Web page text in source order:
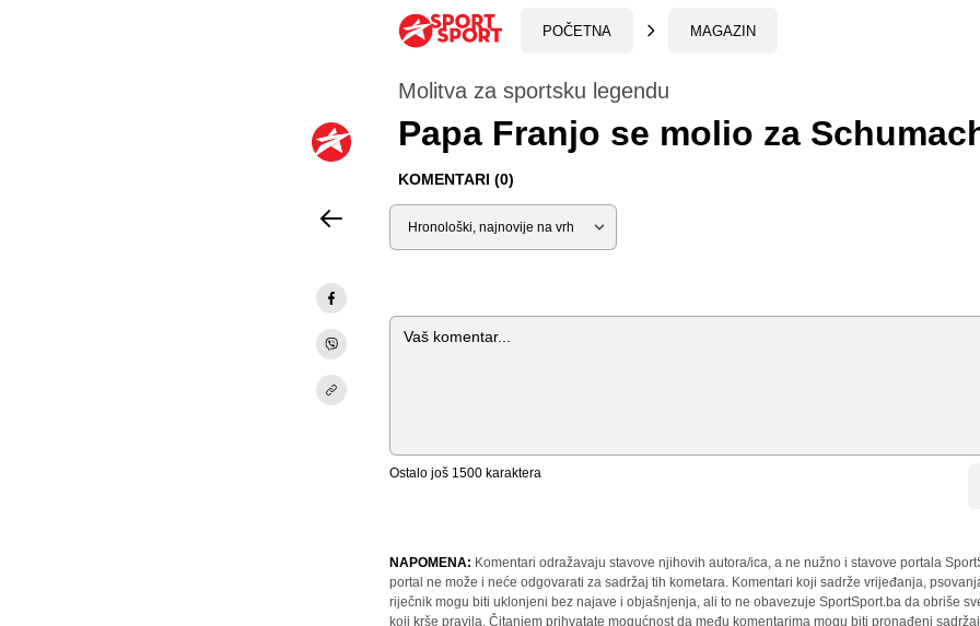
POČETNA MAGAZIN
Molitva za sportsku legendu
Papa Franjo se molio za
KOMENTARI (0)
Sortiraj
Komentar
Ostalo još 1500 karaktera
NAPOMENA: Komentari odražavaju stavove njihovih autora/ica, a ne nužno i stavove portala
portal ne može i neće odgovarati za sadržaj tih kometara. Komentari koji sadrže vrijeđanja,
riječnik mogu biti uklonjeni bez najave i objašnjenja, ali to ne obavezuje SportSport.ba da obriše
koji krše pravila. Čitanjem prihvatate mogućnost da među komentarima mogu biti pronađeni